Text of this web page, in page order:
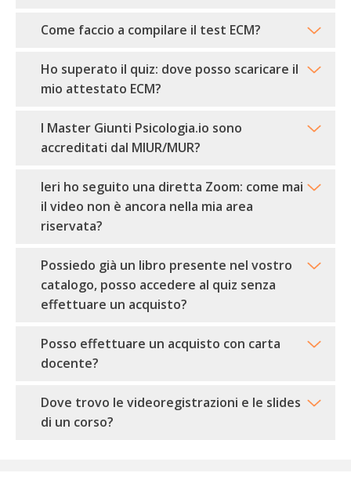
Come faccio a compilare il test ECM?
Ho superato il quiz: dove posso scaricare il
mio attestato ECM?
I Master Giunti Psicologia.io sono
accreditati dal MIUR/MUR?
Ieri ho seguito una diretta Zoom: come mai
il video non è ancora nella mia area
riservata?
Possiedo già un libro presente nel vostro
catalogo, posso accedere al quiz senza
effettuare un acquisto?
Posso effettuare un acquisto con carta
docente?
Dove trovo le videoregistrazioni e le slides
di un corso?